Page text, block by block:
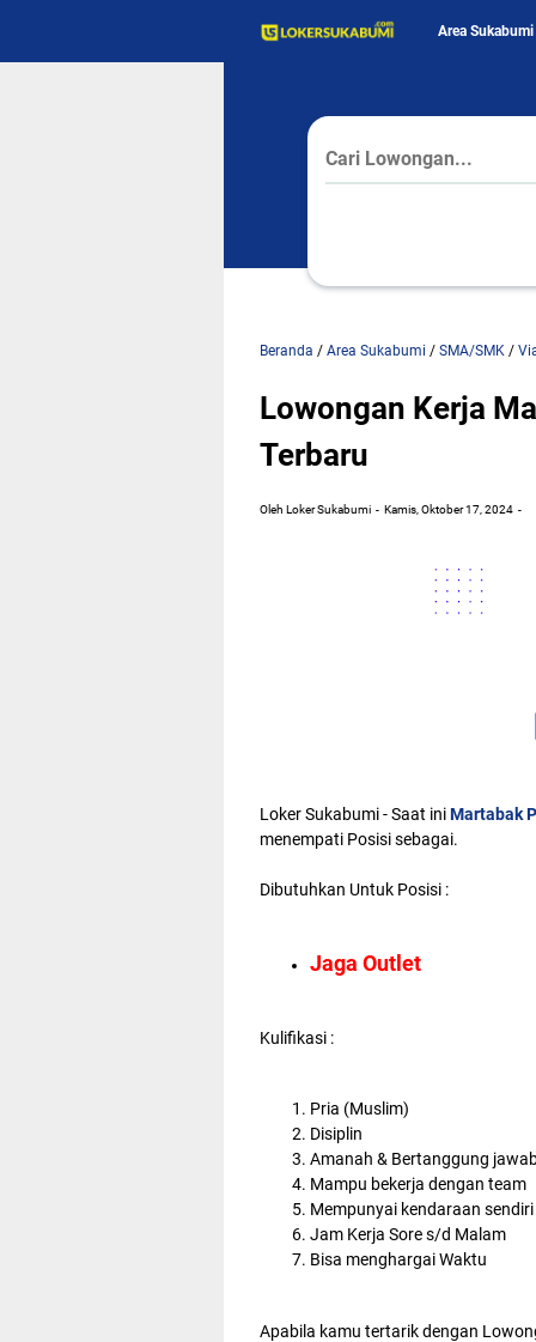
Area Sukabumi
Beranda / Area Sukabumi / SMA/SMK /
Lowongan Kerja
Terbaru
Oleh Loker Sukabumi Kamis, Oktober 17, 2024
Loker Sukabumi - Saat iniMartabak
menempati Posisi sebagai.
Dibutuhkan Untuk Posisi :
Jaga Outlet
Kulifikasi :
Pria (Muslim)
Disiplin
Amanah & Bertanggung
Mampu bekerja dengan team
Mempunyai kendaraan sendiri
Jam Kerja Sore s/d Malam
Bisa menghargai Waktu
Apabila kamu tertarik dengan